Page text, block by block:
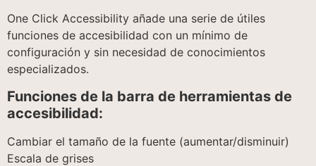
One Click Accessibility añade una serie de útiles
funciones de accesibilidad con un mínimo de
configuración y sin necesidad de conocimientos
especializados.
Funciones de la barra de herramientas de
accesibilidad:
Cambiar el tamaño de la fuente (aumentar/disminuir)
Escala de grises